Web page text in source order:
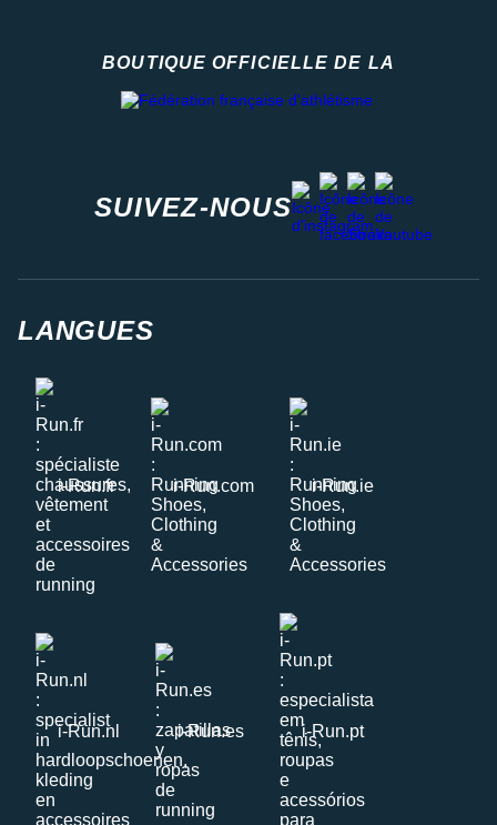
BOUTIQUE OFFICIELLE DE LA
SUIVEZ-NOUS
instagram
facebook
stravayoutube
LANGUES
i-Run.fr i-Run.com i-Run.ie
i-Run.nl i-Run.es i-Run.pt